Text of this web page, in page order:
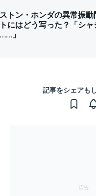
トン・ホンダの異常振
にはどう写った？「シ
」
記事をシェアも